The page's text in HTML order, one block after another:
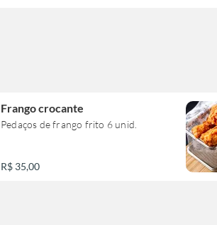
Frango crocante
Pedaços de frango frito 6 unid.
R$ 35,00